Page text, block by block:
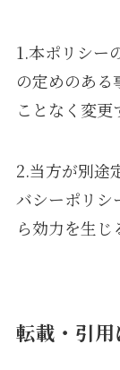
1.本ポリシー
の定めのある
ことなく変更
2.当方が別途
バシーポリシ
ら効力を生じ
転載・引用